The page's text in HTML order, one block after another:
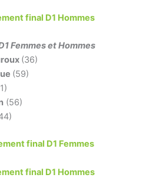
final D1 Hommes
Femmes et Hommes
(36)
(59)
(56)
final D1 Femmes
final D1 Hommes